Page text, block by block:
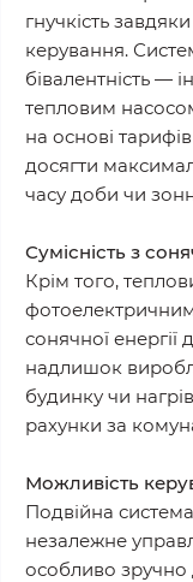
гнучкість
керування.
бівалентність —
тепловим
на основі
досягти
часу доби чи
Сумісність з
Крім того,
сонячної
надлишок
будинку чи
рахунки за
Можливість
Подвійна
незалежне
особливо зручно